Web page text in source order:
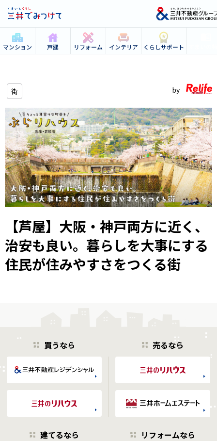
マンション 戸建 リフォーム インテリア くらしサポート
街
【芦屋】大阪・神戸両方に近く、
治安も良い。暮らしを大事にする
住民が住みやすさをつくる街
買うなら 売るなら
建てるなら リフォームなら